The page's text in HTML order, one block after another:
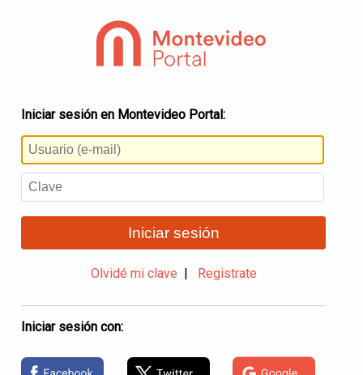
Iniciar sesión en Montevideo Portal:
Iniciar sesión
Olvidé mi clave Registrate
Iniciar sesión con: